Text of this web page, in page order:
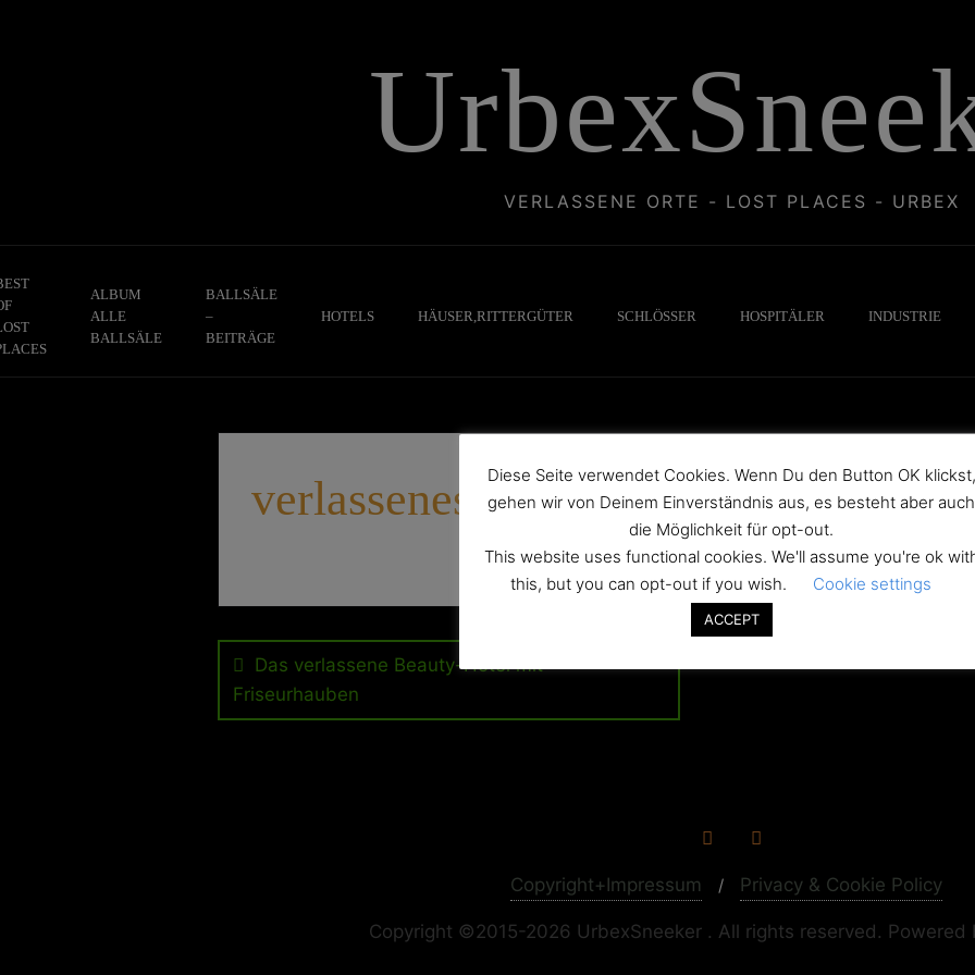
VERLASSENE ORTE - LOST PLACES - URBEX
ALBUM
ALLE
BALLSÄLE
BALLSÄLE
–
BEITRÄGE
HOTELS HÄUSER,RITTERGÜTER SCHLÖSSER HOSPITÄLER INDUSTRIE
verlassenes-hotel-harz
Beitragsnavigation
Das verlassene Beauty-Hotel mit
Friseurhauben
Copyright+Impressum Privacy & Cookie Policy
Copyright ©2015-2026 UrbexSneeker . All rights reserved. Powered
Diese Seite verwendet Cookies. Wenn Du den Button OK klickst,
gehen wir von Deinem Einverständnis aus, es besteht aber auch
die Möglichkeit für opt-out.
This website uses functional cookies. We'll assume you're ok
this, but you can opt-out if you wish.
Cookie settings
ACCEPT